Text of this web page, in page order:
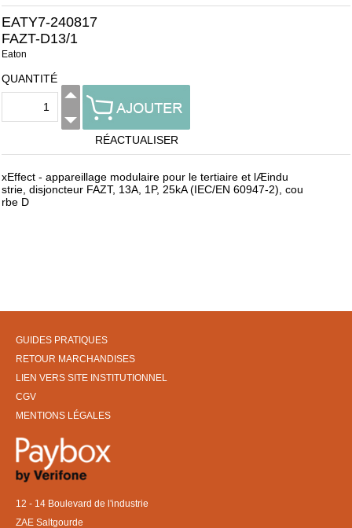
EATY7-240817
FAZT-D13/1
Eaton
QUANTITÉ
RÉACTUALISER
xEffect - appareillage modulaire pour le tertiaire et lÆindu
strie, disjoncteur FAZT, 13A, 1P, 25kA (IEC/EN 60947-2), cou
rbe D
GUIDES PRATIQUES
RETOUR MARCHANDISES
LIEN VERS SITE INSTITUTIONNEL
CGV
MENTIONS LÉGALES
12 - 14 Boulevard de l'industrie
ZAE Saltgourde